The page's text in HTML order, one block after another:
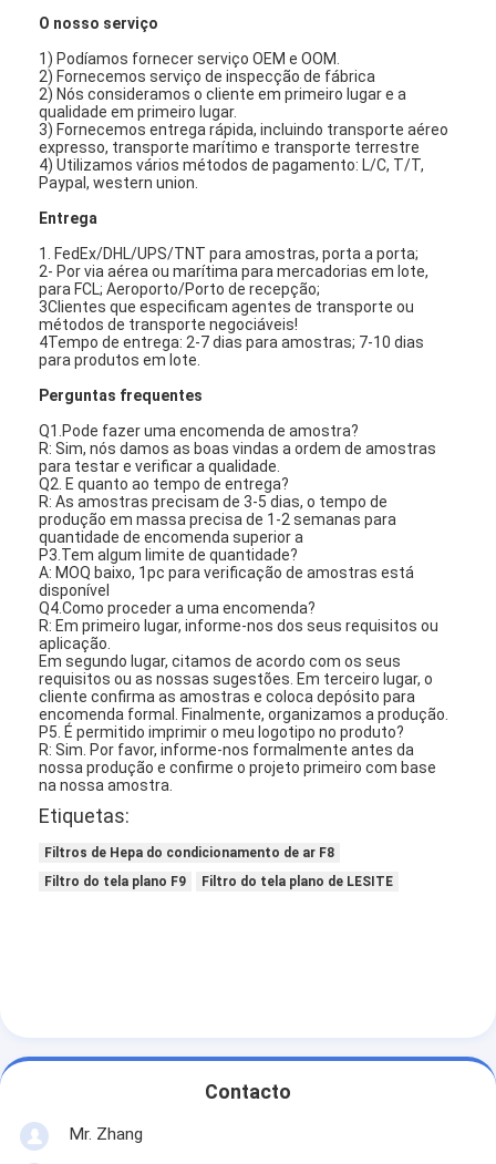
máquina de costura ultrassônica
Filtro de ar Máquina de fabricação de quadros
Filtro de saco de Hepa
O nosso serviço
1) Podíamos fornecer serviço OEM e OOM.
2) Fornecemos serviço de inspecção de fábrica
2) Nós consideramos o cliente em primeiro lugar e a
qualidade em primeiro lugar.
3) Fornecemos entrega rápida, incluindo transporte aéreo
expresso, transporte marítimo e transporte terrestre
4) Utilizamos vários métodos de pagamento: L/C, T/T,
Paypal, western union.
Entrega
1. FedEx/DHL/UPS/TNT para amostras, porta a porta;
2- Por via aérea ou marítima para mercadorias em lote,
para FCL; Aeroporto/Porto de recepção;
3Clientes que especificam agentes de transporte ou
métodos de transporte negociáveis!
4Tempo de entrega: 2-7 dias para amostras; 7-10 dias
para produtos em lote.
Perguntas frequentes
Q1.Pode fazer uma encomenda de amostra?
R: Sim, nós damos as boas vindas a ordem de amostras
para testar e verificar a qualidade.
Q2. E quanto ao tempo de entrega?
R: As amostras precisam de 3-5 dias, o tempo de
produção em massa precisa de 1-2 semanas para
quantidade de encomenda superior a
P3.Tem algum limite de quantidade?
A: MOQ baixo, 1pc para verificação de amostras está
disponível
Q4.Como proceder a uma encomenda?
R: Em primeiro lugar, informe-nos dos seus requisitos ou
aplicação.
Em segundo lugar, citamos de acordo com os seus
requisitos ou as nossas sugestões. Em terceiro lugar, o
cliente confirma as amostras e coloca depósito para
encomenda formal. Finalmente, organizamos a produção.
P5. É permitido imprimir o meu logotipo no produto?
R: Sim. Por favor, informe-nos formalmente antes da
nossa produção e confirme o projeto primeiro com base
na nossa amostra.
Etiquetas:
Filtros de Hepa do condicionamento de ar F8
Filtro do tela plano F9
Filtro do tela plano de LESITE
Contacto
Mr. Zhang